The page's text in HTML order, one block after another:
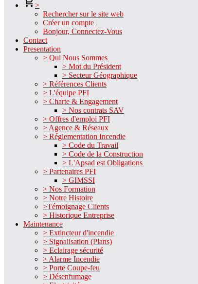
>
Rechercher sur le site web
Créer un compte
Bonjour, Connectez-Vous
Contact
Presentation
> Qui Nous Sommes
> Mot du Président
> Secteur Géographique
> Références Clients
> L'équipe PFI
> Charte & Engagement
> Nos contrats SAV
> Offres d'emploi PFI
> Agence & Réseaux
> Réglementation Incendie
> Code du Travail
> Code de la Construction
> L'Apsad est Obligations
> Partenaires PFI
> GIMSSI
> Nos Formation
> Notre Histoire
>Témoignage Clients
> Historique Entreprise
Maintenance
> Extincteur d'incendie
> Signalisation (Plans)
> Eclairage sécurité
> Alarme Incendie
> Porte Coupe-feu
> Désenfumage